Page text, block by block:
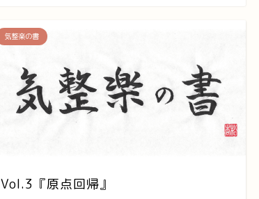
気整楽の書
Vol.3『原点回帰』